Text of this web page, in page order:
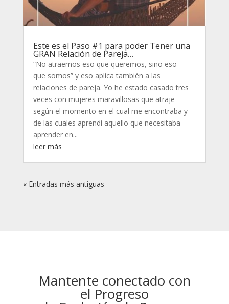
Este es el Paso #1 para poder Tener una
GRAN Relación de Pareja…
“No atraemos eso que queremos, sino eso
que somos” y eso aplica también a las
relaciones de pareja. Yo he estado casado tres
veces con mujeres maravillosas que atraje
según el momento en el cual me encontraba y
de las cuales aprendí aquello que necesitaba
aprender en...
leer más
« Entradas más antiguas
Mantente conectado con
el Progreso